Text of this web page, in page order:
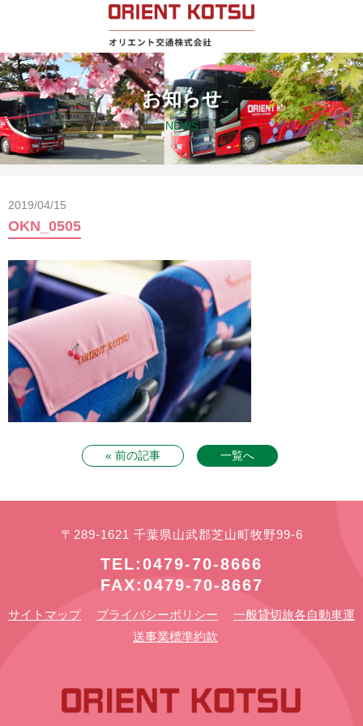
お知らせ
NEWS
2019/04/15
OKN_0505
« 前の記事 一覧へ
〒289-1621 千葉県山武郡芝山町牧野99-6
TEL:0479-70-8666
FAX:0479-70-8667
サイトマップ プライバシーポリシー
一般貸切旅各自動車運
送事業標準約款